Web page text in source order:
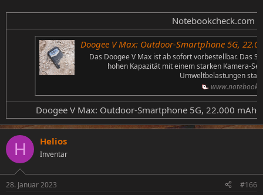
Notebookcheck.com
Doogee V Max: Outdoor-Smartphone 5G, 22.000
Das Doogee V Max ist ab sofort vorbestellbar. Das
hohen Kapazität mit einem starken Kamera-
Umweltbelastungen
Doogee V Max: Outdoor-Smartphone 5G, 22.000
H Helios
Inventar
28. Januar 2023 #166